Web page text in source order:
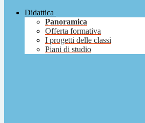
Didattica
Panoramica
Offerta formativa
I progetti delle classi
Piani di studio